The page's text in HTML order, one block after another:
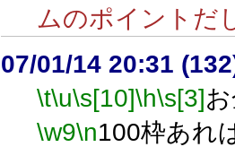
ムのポイントだ
07/01/14 20:31
\t\u\s[10]\h\s[3]
\w9\n100枠あれ